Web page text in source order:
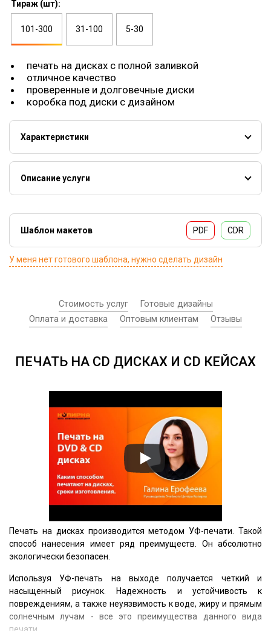
Тираж (шт):
101-300 31-100 5-30
печать на дисках с полной заливкой
отличное качество
проверенные и долговечные диски
коробка под диски с дизайном
Характеристики
Печать на CD
Печать на CD
DVD(объем 4,7Гб)\CD(объем 700мб)
Способ нанесения:
УФ-печать
Описание услуги
белой подложки и лакирования).
Бумажная упаковка входит в стоимость.
Шаблон макетов PDF CDR
У меня нет готового шаблона, нужно сделать дизайн
Стоимость услуг
Готовые дизайны
Оплата и доставка
Оптовым клиентам Отзывы
ПЕЧАТЬ НА CD ДИСКАХ И CD КЕЙСАХ
Печать на дисках производится методом УФ-печати. Такой
способ нанесения имеет ряд преимуществ. Он абсолютно
экологически безопасен.
Используя УФ-печать на выходе получается четкий и
насыщенный рисунок. Надежность и устойчивость к
повреждениям, а также неуязвимость к воде, жиру и прямым
солнечным лучам - все это преимущества данного вида